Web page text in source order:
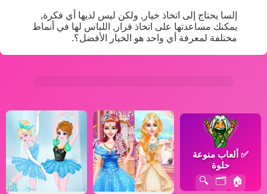
إلسا يحتاج إلى اتخاذ خيار, ولكن ليس لديها أي فكرة,
يمكنك مساعدتها على اتخاذ قرار, اللباس لها في أنماط
مختلفة لمعرفة أي واحد هو الخيار الأفضل؟.
✅ ألعاب منوعة
حلوة
🏠
🗂️
🔍